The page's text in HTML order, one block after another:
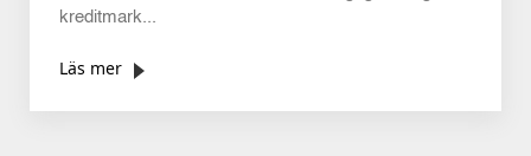
kreditmark...
Läs mer